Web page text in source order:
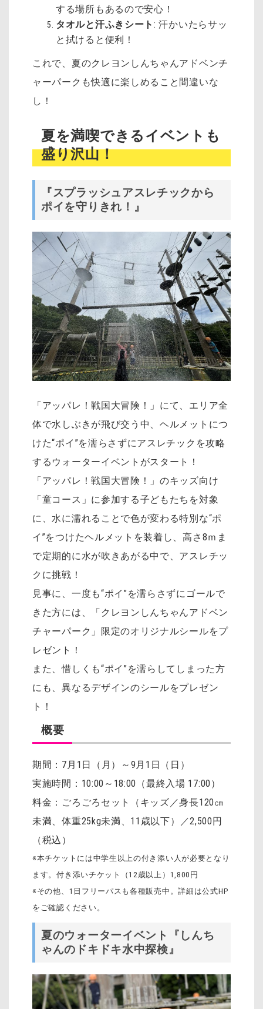
する場所もあるので安心！
タオルと汗ふきシート : 汗かいたらサッ
と拭けると便利！
これで、夏のクレヨンしんちゃんアドベンチ
ャーパークも快適に楽しめること間違いな
し！
夏を満喫できるイベントも
盛り沢山！
『スプラッシュアスレチックから
ポイを守りきれ！』
「アッパレ！戦国大冒険！」にて、エリア全
体で水しぶきが飛び交う中、ヘルメットにつ
けた“ポイ”を濡らさずにアスレチックを攻略
するウォーターイベントがスタート！
「アッパレ！戦国大冒険！」のキッズ向け
「童コース」に参加する子どもたちを対象
に、水に濡れることで色が変わる特別な“ポ
イ”をつけたヘルメットを装着し、高さ8ｍま
で定期的に水が吹きあがる中で、アスレチッ
クに挑戦！
見事に、一度も“ポイ”を濡らさずにゴールで
きた方には、「クレヨンしんちゃんアドベン
チャーパーク」限定のオリジナルシールをプ
レゼント！
また、惜しくも“ポイ”を濡らしてしまった方
にも、異なるデザインのシールをプレゼン
ト！
概要
期間：7月1日（月）～9月1日（日）
実施時間：10:00～18:00（最終入場 17:00）
料金：ごろごろセット（キッズ／身長120㎝
未満、体重25kg未満、11歳以下）／2,500円
（税込）
※本チケットには中学生以上の付き添い人が必要となり
ます。付き添いチケット（12歳以上）1,800円
※その他、1日フリーパスも各種販売中。詳細は公式HP
をご確認ください。
夏のウォーターイベント『しんち
ゃんのドキドキ水中探検』